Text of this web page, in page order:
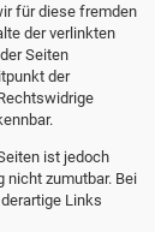
für diese fremden
der verlinkten
Seiten
der
ist jedoch
nicht zumutbar. Bei
Links